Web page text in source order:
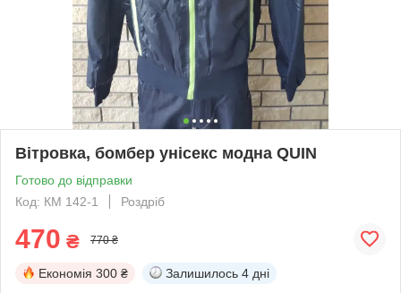
Вітровка, бомбер унісекс модна QUIN
Готово до відправки
Код: КМ 142-1
Роздріб
470 ₴ 770 ₴
Економія 300 ₴ Залишилось 4 дні